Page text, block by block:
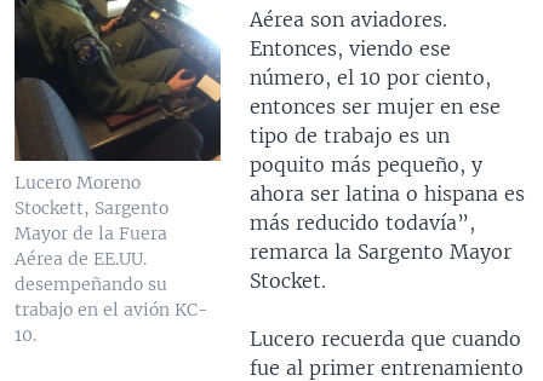
Lucero Moreno
Stockett, Sargento
Mayor de la Fuera
Aérea de EE.UU.
desempeñando su
trabajo en el avión KC-
10.
Aérea son aviadores.
Entonces, viendo ese
número, el 10 por ciento,
entonces ser mujer en ese
tipo de trabajo es un
poquito más pequeño, y
ahora ser latina o hispana es
más reducido todavía”,
remarca la Sargento Mayor
Stocket.
Lucero recuerda que cuando
fue al primer entrenamiento